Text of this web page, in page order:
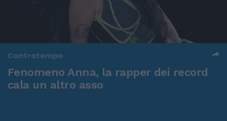
Controtempo
Fenomeno Anna, la rapper dei record
cala un altro asso